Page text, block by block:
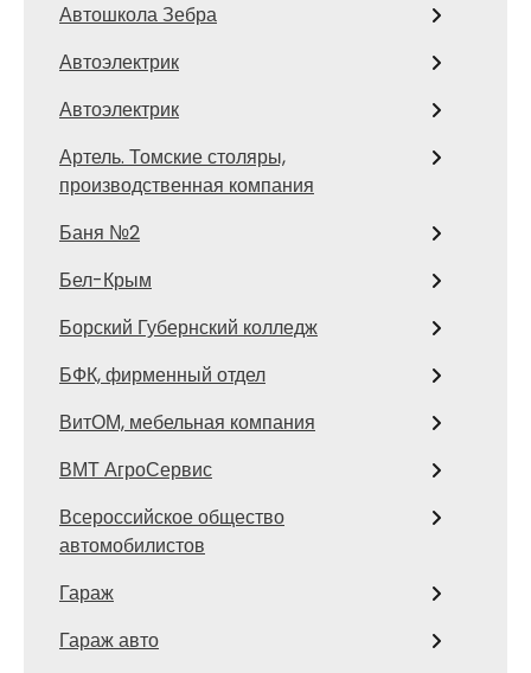
Автошкола Зебра
Автоэлектрик
Автоэлектрик
Артель. Томские столяры,
производственная компания
Баня №2
Бел-Крым
Борский Губернский колледж
БФК, фирменный отдел
ВитОМ, мебельная компания
ВМТ АгроСервис
Всероссийское общество
автомобилистов
Гараж
Гараж авто